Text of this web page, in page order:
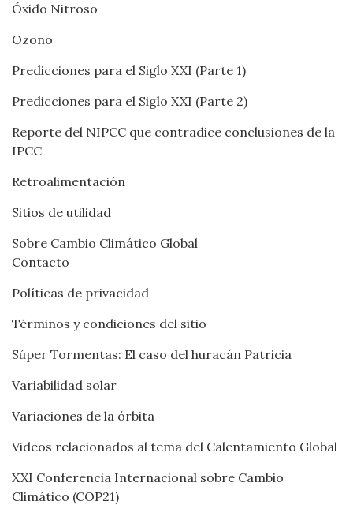
Óxido Nitroso
Ozono
Predicciones para el Siglo XXI (Parte 1)
Predicciones para el Siglo XXI (Parte 2)
Reporte del NIPCC que contradice conclusiones de la
IPCC
Retroalimentación
Sitios de utilidad
Sobre Cambio Climático Global
Contacto
Políticas de privacidad
Términos y condiciones del sitio
Súper Tormentas: El caso del huracán Patricia
Variabilidad solar
Variaciones de la órbita
Videos relacionados al tema del Calentamiento Global
XXI Conferencia Internacional sobre Cambio
Climático (COP21)